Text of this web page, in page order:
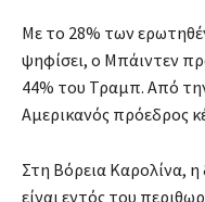
Με το 28% των
ψηφίσει, ο Μπάιντεν
44% του Τραμπ. Από
Αμερικανός πρόεδρος
Στη Βόρεια Καρολίνα,
είναι εντός του